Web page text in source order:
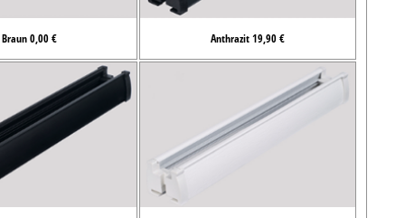
Braun 0,00 € Anthrazit 19,90 €